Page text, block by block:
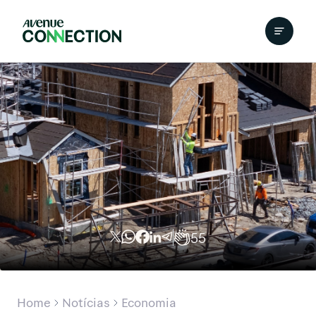
55
Home Notícias Economia